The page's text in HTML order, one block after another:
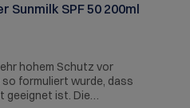
SPF 50 200ml
hohem Schutz vor
formuliert wurde, dass
geeignet ist. Die